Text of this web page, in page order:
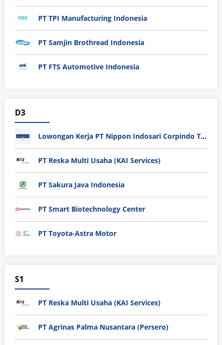
PT TPI Manufacturing Indonesia
PT Samjin Brothread Indonesia
PT FTS Automotive Indonesia
D3
Lowongan Kerja PT Nippon Indosari Corpindo Tbk. Bulan Agustus 2026
PT Reska Multi Usaha (KAI Services)
PT Sakura Java Indonesia
PT Smart Biotechnology Center
PT Toyota-Astra Motor
S1
PT Reska Multi Usaha (KAI Services)
PT Agrinas Palma Nusantara (Persero)